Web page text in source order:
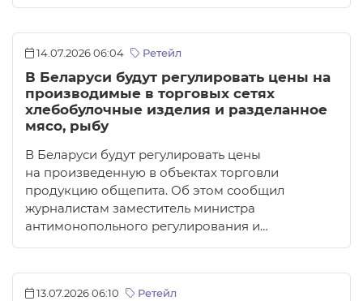
14.07.2026 06:04 Ретейл
В Беларуси будут регулировать цены на
производимые в торговых сетях
хлебобулочные изделия и разделанное
мясо, рыбу
В Беларуси будут регулировать цены
на произведенную в объектах торговли
продукцию общепита. Об этом сообщил
журналистам заместитель министра
антимонопольного регулирования и…
13.07.2026 06:10 Ретейл